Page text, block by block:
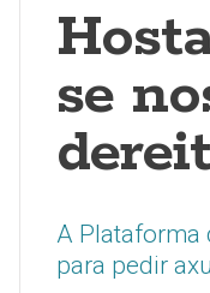
se
A Plataforma
para pedir